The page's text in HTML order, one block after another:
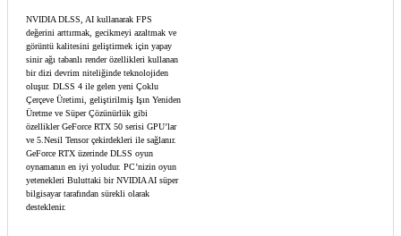
NVIDIA DLSS, AI kullanarak FPS
değerini arttırmak, gecikmeyi azaltmak ve
görüntü kalitesini geliştirmek için yapay
sinir ağı tabanlı render özellikleri kullanan
bir dizi devrim niteliğinde teknolojiden
oluşur. DLSS 4 ile gelen yeni Çoklu
Çerçeve Üretimi, geliştirilmiş Işın Yeniden
Üretme ve Süper Çözünürlük gibi
özellikler GeForce RTX 50 serisi GPU’lar
ve 5.Nesil Tensor çekirdekleri ile sağlanır.
GeForce RTX üzerinde DLSS oyun
oynamanın en iyi yoludur. PC’nizin oyun
yetenekleri Buluttaki bir NVIDIA AI süper
bilgisayar tarafından sürekli olarak
desteklenir.